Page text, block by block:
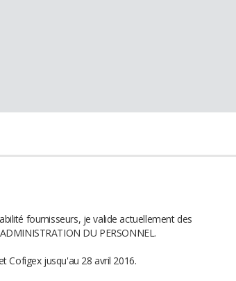
fournisseurs, je valide actuellement des
DU PERSONNEL.
Cofigex jusqu'au 28 avril 2016.